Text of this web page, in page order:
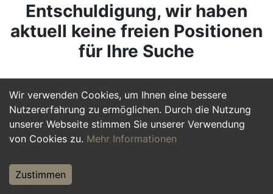
Wir verwenden Cookies, um Ihnen eine bessere
Nutzererfahrung zu ermöglichen. Durch die Nutzung
unserer Webseite stimmen Sie unserer Verwendung
von Cookies zu. Mehr Informationen
Zustimmen
Entschuldigung, wir haben
aktuell keine freien Positionen
für Ihre Suche